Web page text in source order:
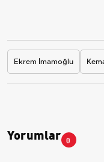
Ekrem İmamoğlu
Yorumlar 0